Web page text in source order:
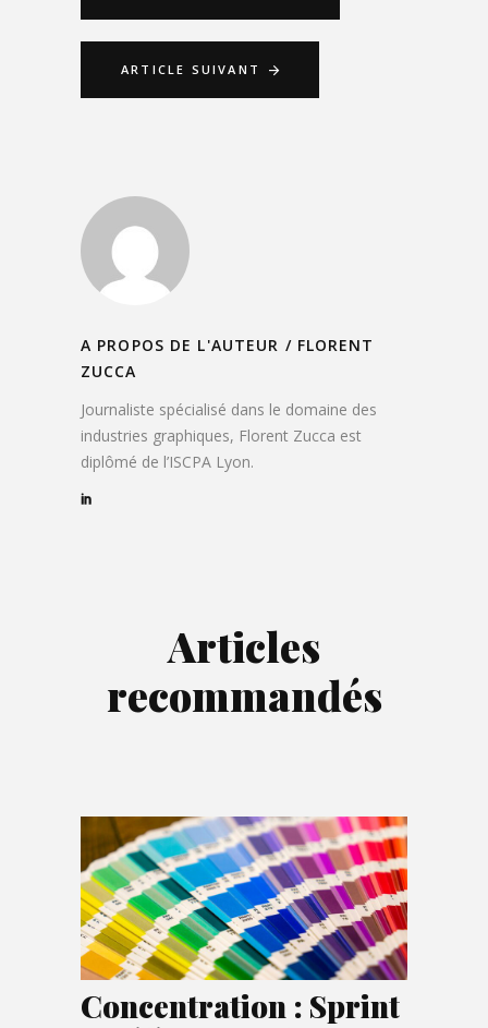
ARTICLE SUIVANT
A PROPOS DE L'AUTEUR / FLORENT
ZUCCA
Journaliste spécialisé dans le domaine des
industries graphiques, Florent Zucca est
diplômé de l’ISCPA Lyon.
Articles
recommandés
Concentration : Sprint